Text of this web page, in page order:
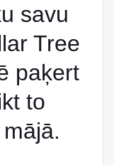
savu
Tree
paķert
to